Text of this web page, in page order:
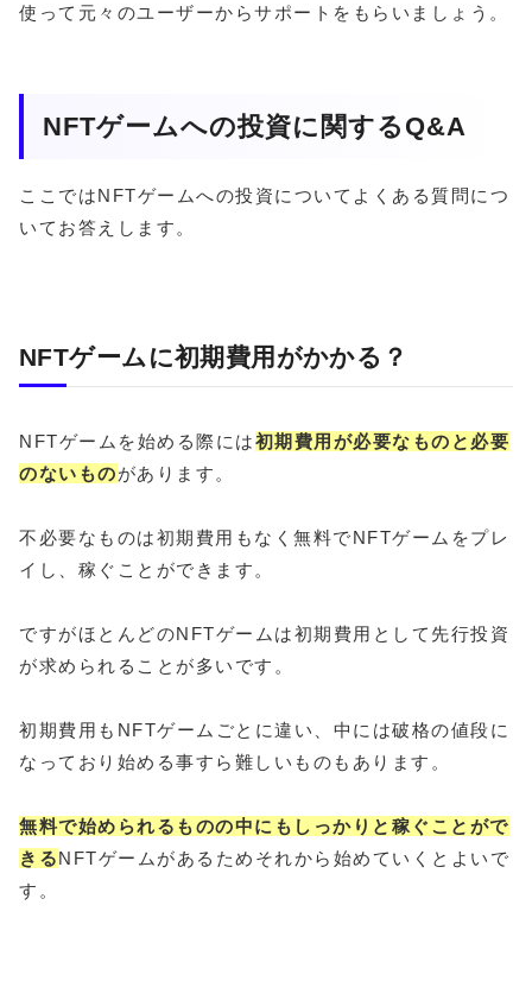
使って元々のユーザーからサポートをもらいましょう。
NFTゲームへの投資に関するQ&A
ここではNFTゲームへの投資についてよくある質問につ
いてお答えします。
NFTゲームに初期費用がかかる？
NFTゲームを始める際には初期費用が必要なものと必要
のないものがあります。
不必要なものは初期費用もなく無料でNFTゲームをプレ
イし、稼ぐことができます。
ですがほとんどのNFTゲームは初期費用として先行投資
が求められることが多いです。
初期費用もNFTゲームごとに違い、中には破格の値段に
なっており始める事すら難しいものもあります。
無料で始められるものの中にもしっかりと稼ぐことがで
きるNFTゲームがあるためそれから始めていくとよいで
す。